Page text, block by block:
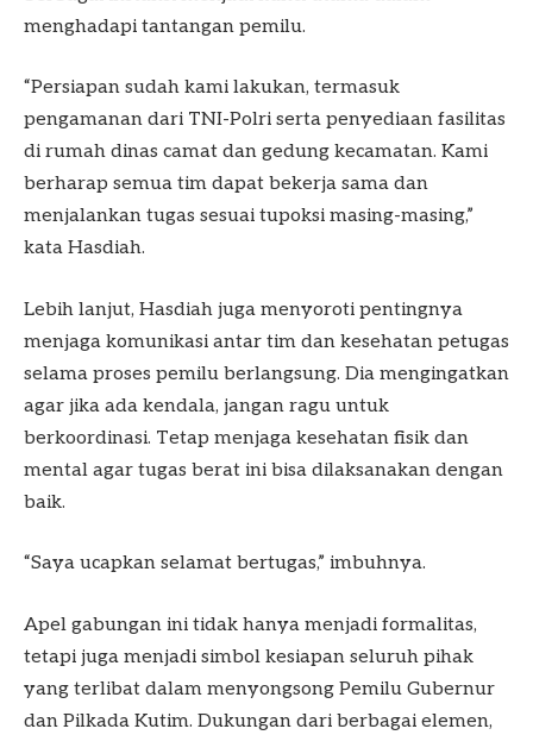
menghadapi tantangan pemilu.
“Persiapan sudah kami lakukan, termasuk
pengamanan dari TNI-Polri serta penyediaan fasilitas
di rumah dinas camat dan gedung kecamatan. Kami
berharap semua tim dapat bekerja sama dan
menjalankan tugas sesuai tupoksi masing-masing,”
kata Hasdiah.
Lebih lanjut, Hasdiah juga menyoroti pentingnya
menjaga komunikasi antar tim dan kesehatan petugas
selama proses pemilu berlangsung. Dia mengingatkan
agar jika ada kendala, jangan ragu untuk
berkoordinasi. Tetap menjaga kesehatan fisik dan
mental agar tugas berat ini bisa dilaksanakan dengan
baik.
“Saya ucapkan selamat bertugas,” imbuhnya.
Apel gabungan ini tidak hanya menjadi formalitas,
tetapi juga menjadi simbol kesiapan seluruh pihak
yang terlibat dalam menyongsong Pemilu Gubernur
dan Pilkada Kutim. Dukungan dari berbagai elemen,